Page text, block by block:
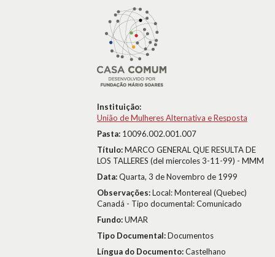
Instituição:
União de Mulheres Alternativa e Resposta
Pasta: 10096.002.001.007
Título:MARCO GENERAL QUE RESULTA DE
LOS TALLERES (del miercoles 3-11-99) - MMM
Data:Quarta, 3 de Novembro de 1999
Observações:Local: Montereal (Quebec)
Canadá - Tipo documental: Comunicado
Fundo:UMAR
Tipo Documental:Documentos
Língua do Documento:Castelhano